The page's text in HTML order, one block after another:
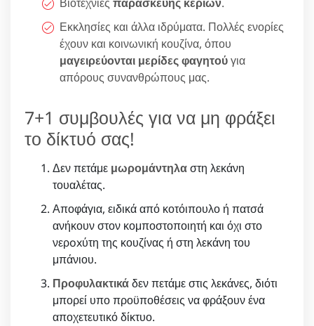
Εκκλησίες και άλλα ιδρύματα. Πολλές ενορίες
έχουν και κοινωνική κουζίνα, όπου
μαγειρεύονται μερίδες φαγητούγια
απόρους συνανθρώπους μας.
7+1 συμβουλές για να μη φράξει
το δίκτυό σας!
Δεν πετάμε μωρομάντηλαστη λεκάνη
τουαλέτας.
Αποφάγια, ειδικά από κοτόιπουλο ή πατσά
ανήκουν στον κομποστοποιητή και όχι στο
νερoxύτη της κουζίνας ή στη λεκάνη του
μπάνιου.
Προφυλακτικάδεν πετάμε στις λεκάνες, διότι
μπορεί υπο προϋποθέσεις να φράξουν ένα
αποχετευτικό δίκτυο.